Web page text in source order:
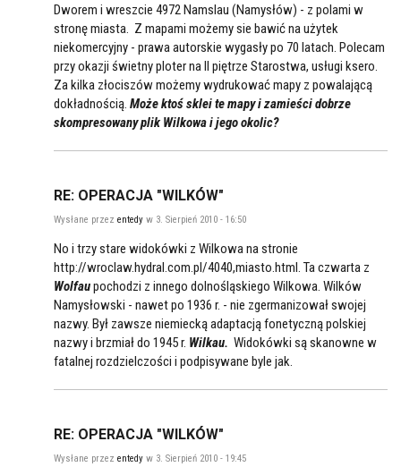
Dworem i wreszcie 4972 Namslau (Namysłów) - z polami w
stronę miasta. Z mapami możemy sie bawić na użytek
niekomercyjny - prawa autorskie wygasły po 70 latach. Polecam
przy okazji świetny ploter na II piętrze Starostwa, usługi ksero.
Za kilka złociszów możemy wydrukować mapy z powalającą
dokładnością. Może ktoś sklei te mapy i zamieści dobrze
skompresowany plik Wilkowa i jego okolic?
RE: OPERACJA "WILKÓW"
Wysłane przez entedy w 3. Sierpień 2010 - 16:50
No i trzy stare widokówki z Wilkowa na stronie
http://wroclaw.hydral.com.pl/4040,miasto.html. Ta czwarta z
Wolfaupochodzi z innego dolnośląskiego Wilkowa. Wilków
Namysłowski - nawet po 1936 r. - nie zgermanizował swojej
nazwy. Był zawsze niemiecką adaptacją fonetyczną polskiej
nazwy i brzmiał do 1945 r. Wilkau. Widokówki są skanowne w
fatalnej rozdzielczości i podpisywane byle jak.
RE: OPERACJA "WILKÓW"
Wysłane przez entedy w 3. Sierpień 2010 - 19:45